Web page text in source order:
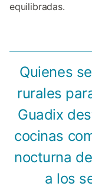
equilibradas.
Quienes
rurales
Guadix
cocinas
nocturna
a los